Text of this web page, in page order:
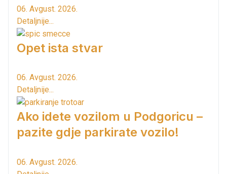
06. Avgust. 2026.
Detaljnije...
Opet ista stvar
06. Avgust. 2026.
Detaljnije...
Ako idete vozilom u Podgoricu –
pazite gdje parkirate vozilo!
06. Avgust. 2026.